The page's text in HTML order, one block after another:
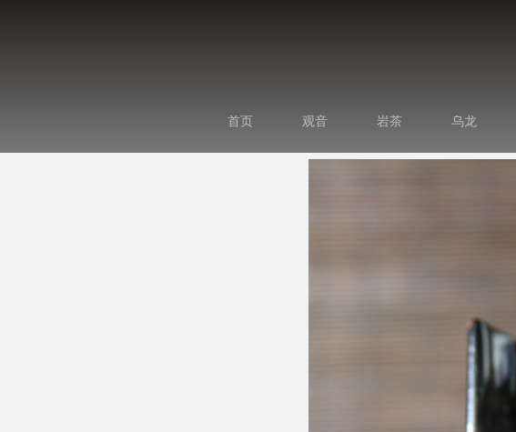
首页 观音 岩茶 乌龙